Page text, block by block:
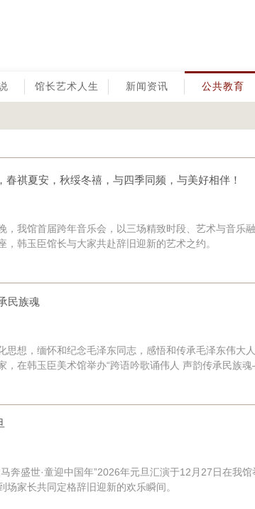
馆长艺术人生 新闻资讯 公共教育
春祺夏安，秋绥冬禧，与四季同频，与美好相伴！
馆首届跨年音乐会，以三场精致时段、艺术与音乐融
，韩玉臣馆长与大家共赴辞旧迎新的艺术之约。
民族魂
想，缅怀和纪念毛泽东同志，感悟和传承毛泽东伟大
，在韩玉臣美术馆举办“跨语吟歌诵伟人 声韵传承民族
盛世·童迎中国年”2026年元旦汇演于12月27日在我
场家长共同定格辞旧迎新的欢乐瞬间。